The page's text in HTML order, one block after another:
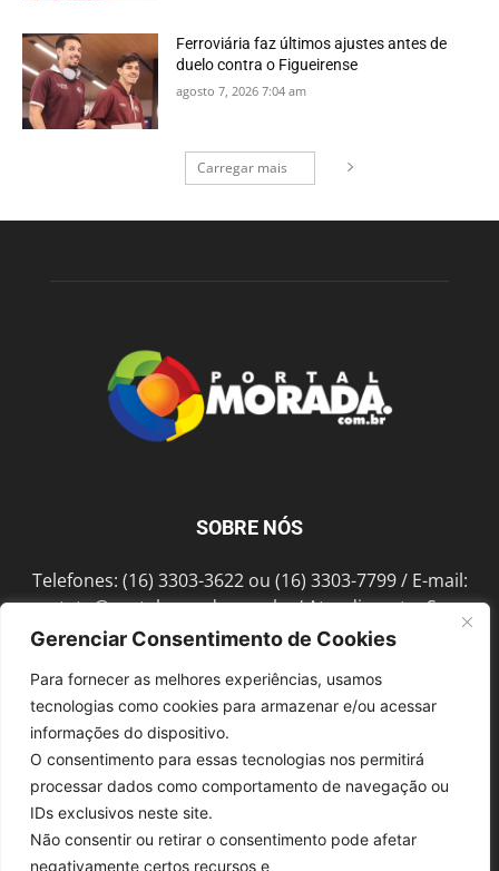
Gerenciar Consentimento de Cookies
Para fornecer as melhores experiências, usamos
tecnologias como cookies para armazenar e/ou acessar
informações do dispositivo.
O consentimento para essas tecnologias nos permitirá
processar dados como comportamento de navegação ou
IDs exclusivos neste site.
Não consentir ou retirar o consentimento pode afetar
negativamente certos recursos e
Ferroviária faz últimos ajustes antes de
duelo contra o Figueirense
agosto 7, 2026 7:04 am
Carregar mais
SOBRE NÓS
Telefones: (16) 3303-3622 ou (16) 3303-7799 / E-mail:
contato@portalmorada.com.br/ Atendimento: Seg a
Sex das 8h às 18h / Endereço: Av. Bento de Abreu, 889
SIGA-NOS